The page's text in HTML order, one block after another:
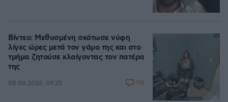
Βίντεο: Μεθυσμένη σκότωσε νύφη
λίγες ώρες μετά τον γάμο της και στο
τμήμα ζητούσε κλαίγοντας τον πατέρα
της
08.08.2026, 09:25 116